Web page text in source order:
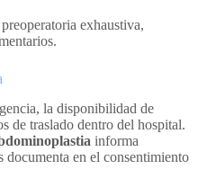
exhaustiva,
la disponibilidad de
de traslado dentro del hospital.
informa
documenta en el consentimiento